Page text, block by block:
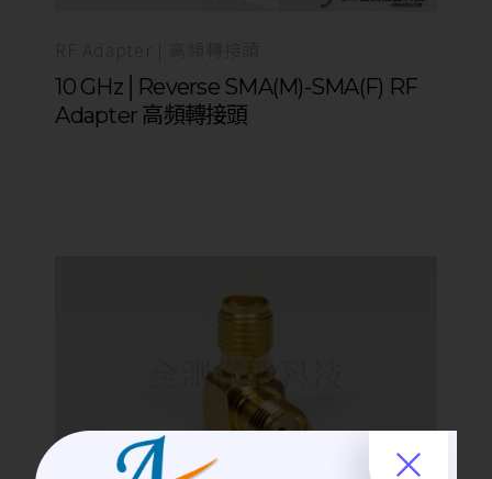
10 GHz│Reverse SMA(M)-SMA(F) RF
Adapter 高頻轉接頭